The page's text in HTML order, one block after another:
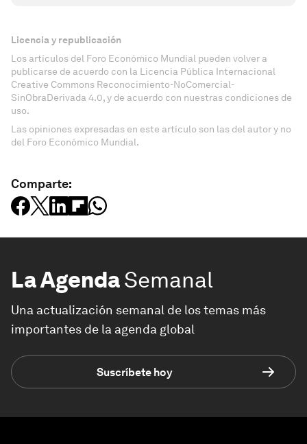
Licencia y republicación
Los artículos del Foro Económico Mundial pueden volver a
publicarse de acuerdo con la Licencia Pública Internacional
Creative Commons Reconocimiento-NoComercial-
SinObraDerivada 4.0, y de acuerdo con nuestras condiciones de
uso.
Las opiniones expresadas en este artículo son las del autor y no
del Foro Económico Mundial.
Comparte:
La AgendaSemanal
Una actualización semanal de los temas más
importantes de la agenda global
Suscríbete hoy